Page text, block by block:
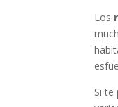
Los
Si te